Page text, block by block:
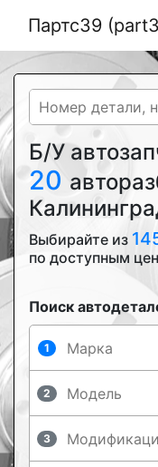
Партс39
Б/У
20
Выбирайте из
по доступным
Поиск
1
2
3